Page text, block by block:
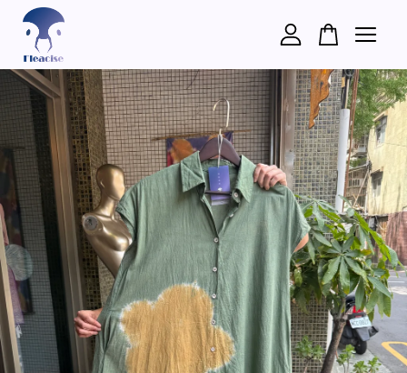
您的購物車目前還是空的。
繼續購物